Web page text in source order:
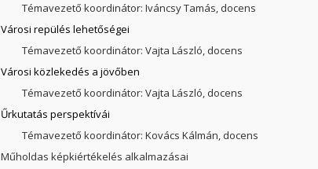
Témavezető koordinátor: Iváncsy Tamás, docens
Városi repülés lehetőségei
Témavezető koordinátor: Vajta László, docens
Városi közlekedés a jövőben
Témavezető koordinátor: Vajta László, docens
Űrkutatás perspektívái
Témavezető koordinátor: Kovács Kálmán, docens
Műholdas képkiértékelés alkalmazásai